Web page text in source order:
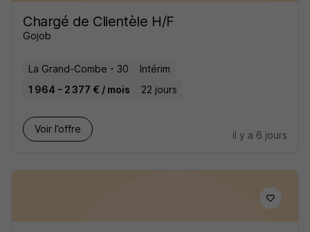
Chargé de Clientèle H/F
Gojob
La Grand-Combe - 30
Intérim
1 964 - 2 377 € / mois
22 jours
Voir l’offre
il y a 6 jours